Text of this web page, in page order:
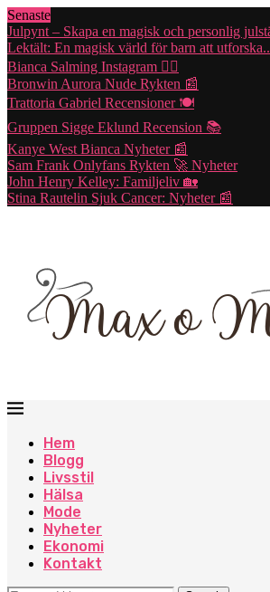
Senaste
Julpynt – Skapa en magisk och personlig
Lektält: En magisk värld för barn att
Bianca Salming Instagram 🏃‍♀️
Bronwin Aurora Nude Rykten 📰
Trattoria Gabriel Recensioner 🍽️
Gruppen Sigge Eklund Recension 📚
Kanye West Bianca Nyheter 📰
Sam Frank Onlyfans Rykten 🚀 Nyheter
John Henry Kelley: Familjeliv 🏡
Stina Rautelin Sjuk Cancer: Nyheter 📰
Hem
Blogg
Livsstil
Hälsa
Mode
Nyheter
Ekonomi
Kontakt